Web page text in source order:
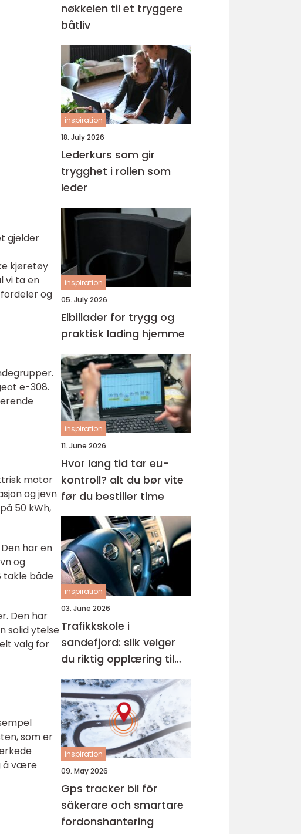
gjelder
kjøretøy
vi ta en
og
e-308.
motor
og jevn
50 kWh,
har en
og
takle både
Den har
solid ytelse
valg for
som er
å være
nøkkelen til et tryggere
båtliv
inspiration
18. July 2026
Lederkurs som gir
trygghet i rollen som
leder
inspiration
05. July 2026
Elbillader for trygg og
praktisk lading hjemme
inspiration
11. June 2026
Hvor lang tid tar eu-
kontroll? alt du bør vite
før du bestiller time
inspiration
03. June 2026
Trafikkskole i
sandefjord: slik velger
du riktig opplæring til
førerkortet
inspiration
09. May 2026
Gps tracker bil för
säkerare och smartare
fordonshantering